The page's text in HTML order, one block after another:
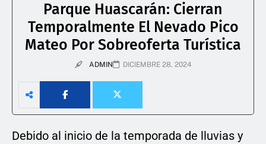
Parque Huascarán: Cierran
Temporalmente El Nevado Pico
Mateo Por Sobreoferta Turística
ADMIN DICIEMBRE 28, 2024
Debido al inicio de la temporada de lluvias y